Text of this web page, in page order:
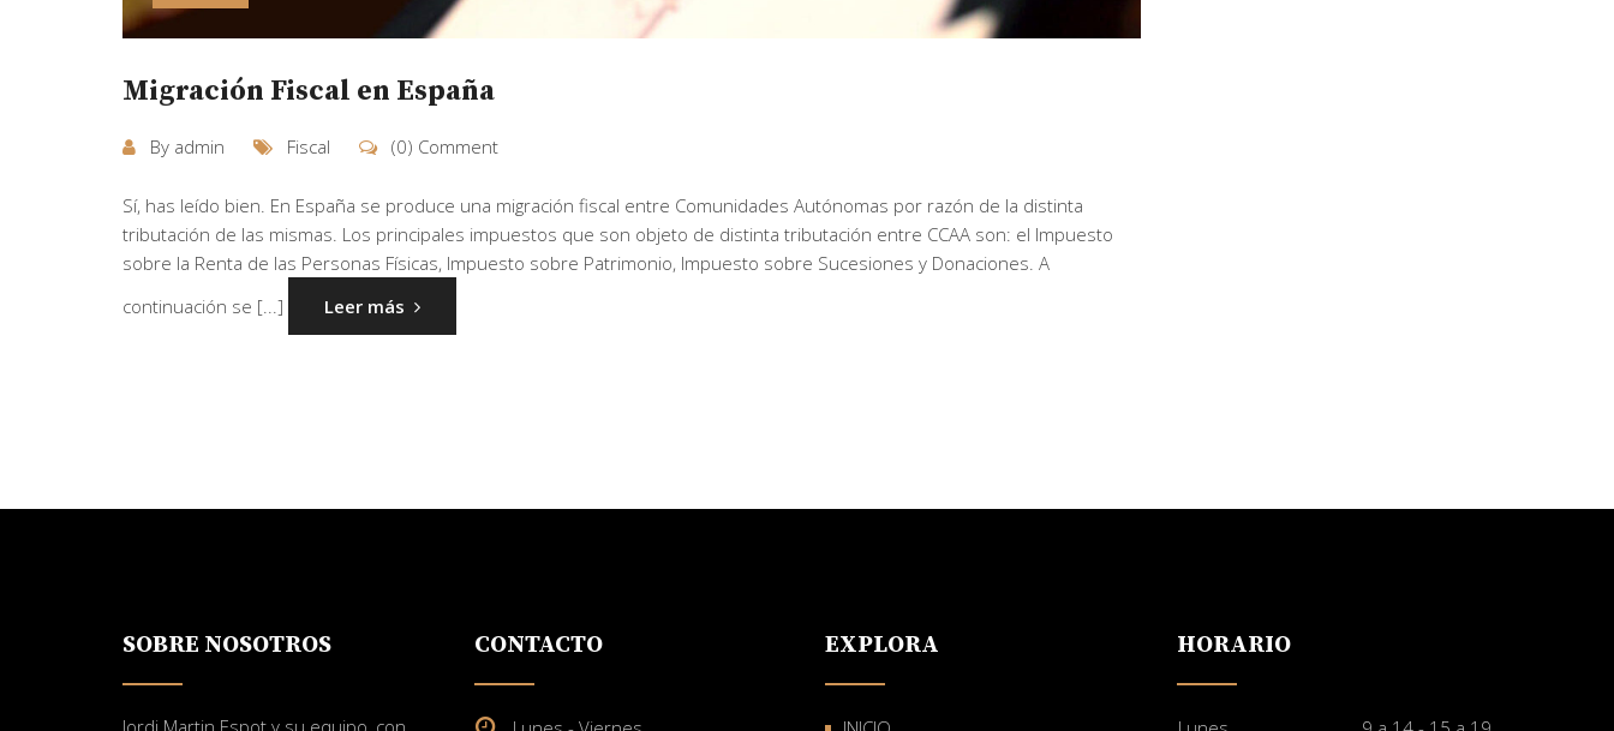
Migración Fiscal en España
By admin Fiscal (0) Comment
Sí, has leído bien. En España se produce una migración fiscal entre Comunidades Autónomas por razón de la distinta
tributación de las mismas. Los principales impuestos que son objeto de distinta tributación entre CCAA son: el Impuesto
sobre la Renta de las Personas Físicas, Impuesto sobre Patrimonio, Impuesto sobre Sucesiones y Donaciones. A
continuación se [...]
Leer más
SOBRE NOSOTROS
Jordi Martin Espot y su equipo, con
CONTACTO EXPLORA HORARIO